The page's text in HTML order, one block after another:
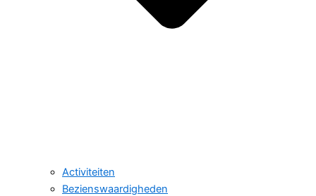
Activiteiten
Bezienswaardigheden